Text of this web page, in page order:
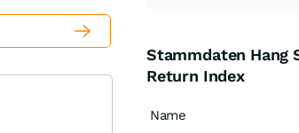
Stammdaten Hang
Return Index
Name